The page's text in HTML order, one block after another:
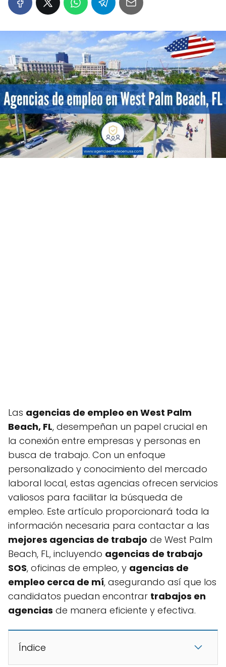
Las agencias de empleo en West Palm
Beach, FL, desempeñan un papel crucial en
la conexión entre empresas y personas en
busca de trabajo. Con un enfoque
personalizado y conocimiento del mercado
laboral local, estas agencias ofrecen servicios
valiosos para facilitar la búsqueda de
empleo. Este artículo proporcionará toda la
información necesaria para contactar a las
mejores agencias de trabajo de West Palm
Beach, FL, incluyendo agencias de trabajo
SOS, oficinas de empleo, y agencias de
empleo cerca de mí, asegurando así que los
candidatos puedan encontrar trabajos en
agencias de manera eficiente y efectiva.
Índice